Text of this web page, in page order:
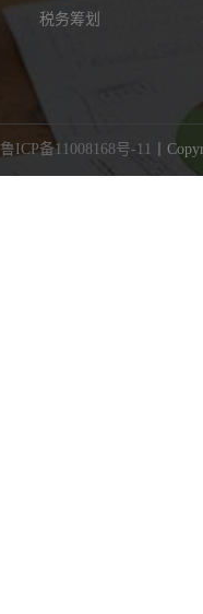
税务筹划
鲁ICP备11008168号-11 丨